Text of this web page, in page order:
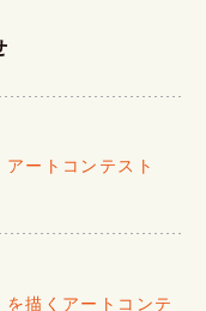
アートコンテスト
を描くアートコンテ